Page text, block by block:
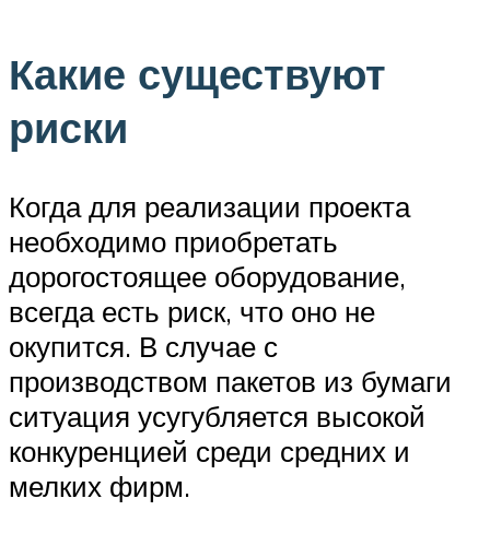
Какие существуют
риски
Когда для реализации проекта
необходимо приобретать
дорогостоящее оборудование,
всегда есть риск, что оно не
окупится. В случае с
производством пакетов из бумаги
ситуация усугубляется высокой
конкуренцией среди средних и
мелких фирм.